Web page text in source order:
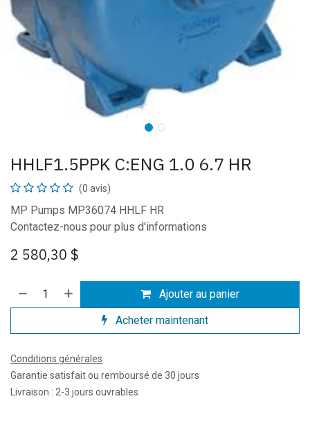
HHLF1.5PPK C:ENG 1.0 6.7 HR
(0 avis)
MP Pumps MP36074 HHLF HR
Contactez-nous pour plus d'informations
2 580,30 $
Ajouter au panier
Acheter maintenant
Conditions générales
Garantie satisfait ou remboursé de 30 jours
Livraison : 2-3 jours ouvrables